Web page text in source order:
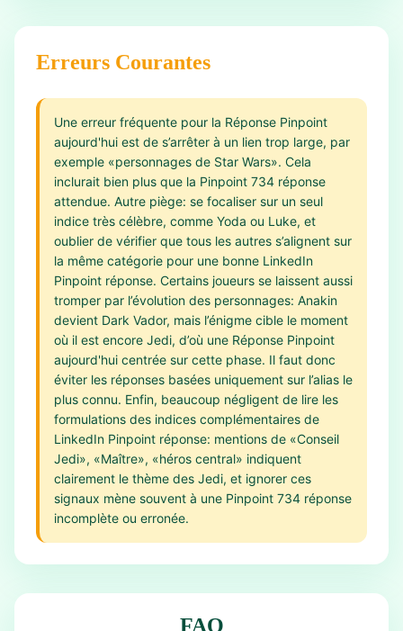
Erreurs Courantes
Une erreur fréquente pour la Réponse Pinpoint
aujourd'hui est de s’arrêter à un lien trop large, par
exemple «personnages de Star Wars». Cela
inclurait bien plus que la Pinpoint 734 réponse
attendue. Autre piège: se focaliser sur un seul
indice très célèbre, comme Yoda ou Luke, et
oublier de vérifier que tous les autres s’alignent sur
la même catégorie pour une bonne LinkedIn
Pinpoint réponse. Certains joueurs se laissent aussi
tromper par l’évolution des personnages: Anakin
devient Dark Vador, mais l’énigme cible le moment
où il est encore Jedi, d’où une Réponse Pinpoint
aujourd'hui centrée sur cette phase. Il faut donc
éviter les réponses basées uniquement sur l’alias le
plus connu. Enfin, beaucoup négligent de lire les
formulations des indices complémentaires de
LinkedIn Pinpoint réponse: mentions de «Conseil
Jedi», «Maître», «héros central» indiquent
clairement le thème des Jedi, et ignorer ces
signaux mène souvent à une Pinpoint 734 réponse
incomplète ou erronée.
FAQ